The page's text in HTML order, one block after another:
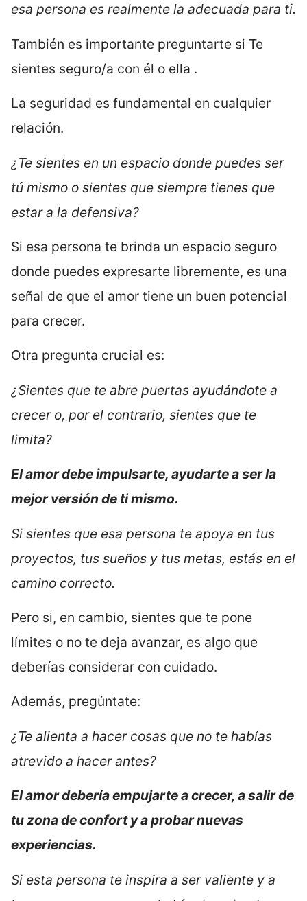
esa persona es realmente la adecuada para ti.
También es importante preguntarte si Te
sientes seguro/a con él o ella .
La seguridad es fundamental en cualquier
relación.
¿Te sientes en un espacio donde puedes ser
tú mismo o sientes que siempre tienes que
estar a la defensiva?
Si esa persona te brinda un espacio seguro
donde puedes expresarte libremente, es una
señal de que el amor tiene un buen potencial
para crecer.
Otra pregunta crucial es:
¿Sientes que te abre puertas ayudándote a
crecer o, por el contrario, sientes que te
limita?
El amor debe impulsarte, ayudarte a ser la
mejor versión de ti mismo.
Si sientes que esa persona te apoya en tus
proyectos, tus sueños y tus metas, estás en el
camino correcto.
Pero si, en cambio, sientes que te pone
límites o no te deja avanzar, es algo que
deberías considerar con cuidado.
Además, pregúntate:
¿Te alienta a hacer cosas que no te habías
atrevido a hacer antes?
El amor debería empujarte a crecer, a salir de
tu zona de confort y a probar nuevas
experiencias.
Si esta persona te inspira a ser valiente y a